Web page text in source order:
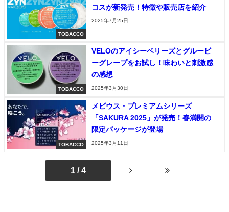
TOBACCO
コスが新発売！特徴や販売店を紹介
2025年7月25日
TOBACCO
VELOのアイシーベリーズとグルービ
ーグレープをお試し！味わいと刺激感
の感想
2025年3月30日
TOBACCO
メビウス・プレミアムシリーズ
「SAKURA 2025」が発売！春満開の
限定パッケージが登場
2025年3月11日
1 / 4